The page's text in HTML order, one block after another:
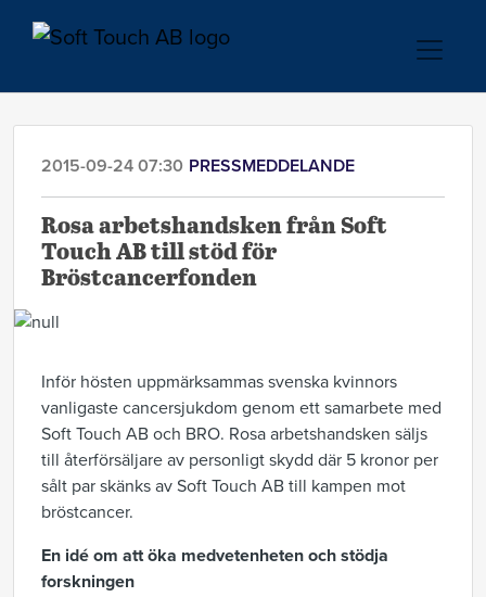
2015-09-24 07:30 PRESSMEDDELANDE
Rosa arbetshandsken från Soft
Touch AB till stöd för
Bröstcancerfonden
Inför hösten uppmärksammas svenska kvinnors
vanligaste cancersjukdom genom ett samarbete med
Soft Touch AB och BRO. Rosa arbetshandsken säljs
till återförsäljare av personligt skydd där 5 kronor per
sålt par skänks av Soft Touch AB till kampen mot
bröstcancer.
En idé om att öka medvetenheten och stödja
forskningen